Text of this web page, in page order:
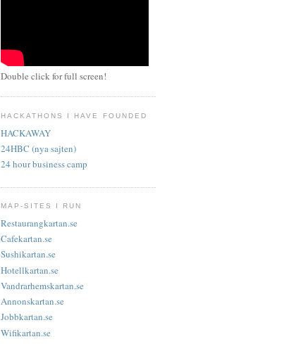
Double click for full screen!
HACKATHONS I HAVE FOUNDED
HACKAWAY
24HBC (nya sajten)
24 hour business camp
MAP-SITES I RUN
Restaurangkartan.se
Cafekartan.se
Sushikartan.se
Hotellkartan.se
Vandrarhemskartan.se
Annonskartan.se
Jobbkartan.se
Wifikartan.se